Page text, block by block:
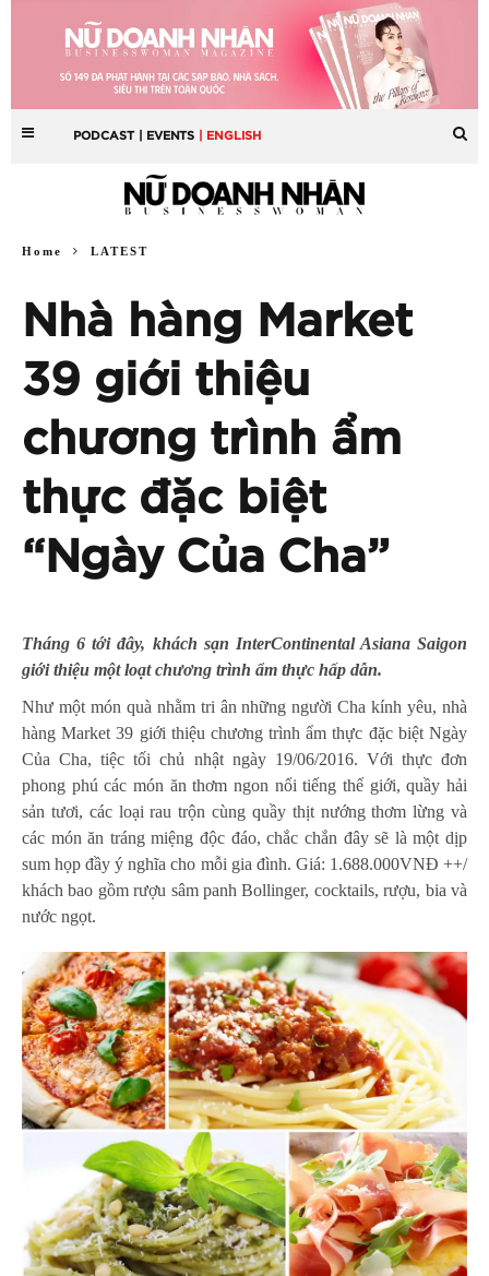
PODCAST | EVENTS | ENGLISH
Home LATEST
Nhà hàng Market
39 giới thiệu
chương trình ẩm
thực đặc biệt
“Ngày Của Cha”
Tháng 6 tới đây, khách sạn InterContinental Asiana Saigon
giới thiệu một loạt chương trình ẩm thực hấp dẫn.
Như một món quà nhằm tri ân những người Cha kính yêu, nhà
hàng Market 39 giới thiệu chương trình ẩm thực đặc biệt Ngày
Của Cha, tiệc tối chủ nhật ngày 19/06/2016. Với thực đơn
phong phú các món ăn thơm ngon nổi tiếng thế giới, quầy hải
sản tươi, các loại rau trộn cùng quầy thịt nướng thơm lừng và
các món ăn tráng miệng độc đáo, chắc chắn đây sẽ là một dịp
sum họp đầy ý nghĩa cho mỗi gia đình. Giá: 1.688.000VNĐ ++/
khách bao gồm rượu sâm panh Bollinger, cocktails, rượu, bia và
nước ngọt.